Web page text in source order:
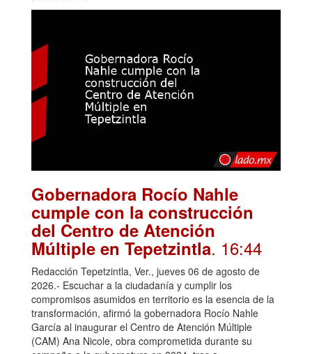
Gobernadora Rocío Nahle
cumple con la construcción
del Centro de Atención
Múltiple en Tepetzintla. 16:44
Redacción Tepetzintla, Ver., jueves 06 de agosto de
2026.- Escuchar a la ciudadanía y cumplir los
compromisos asumidos en territorio es la esencia de la
transformación, afirmó la gobernadora Rocío Nahle
García al inaugurar el Centro de Atención Múltiple
(CAM) Ana Nicole, obra comprometida durante su